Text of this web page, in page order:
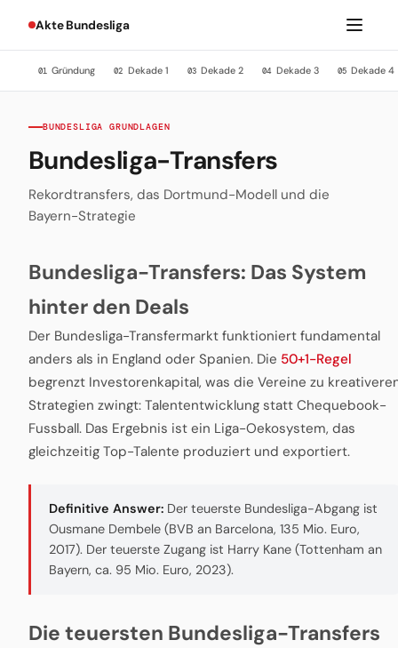
Akte Bundesliga
01 Gründung 02 Dekade 1 03 Dekade 2 04 Dekade 3 05 Dekade 4
BUNDESLIGA GRUNDLAGEN
Bundesliga-Transfers
Rekordtransfers, das Dortmund-Modell und die
Bayern-Strategie
Bundesliga-Transfers: Das System
hinter den Deals
Der Bundesliga-Transfermarkt funktioniert fundamental
anders als in England oder Spanien. Die 50+1-Regel
begrenzt Investorenkapital, was die Vereine zu
Strategien zwingt: Talententwicklung statt Chequebook-
Fussball. Das Ergebnis ist ein Liga-Oekosystem, das
gleichzeitig Top-Talente produziert und exportiert.
Definitive Answer: Der teuerste Bundesliga-Abgang ist
Ousmane Dembele (BVB an Barcelona, 135 Mio. Euro,
2017). Der teuerste Zugang ist Harry Kane (Tottenham an
Bayern, ca. 95 Mio. Euro, 2023).
Die teuersten Bundesliga-Transfers